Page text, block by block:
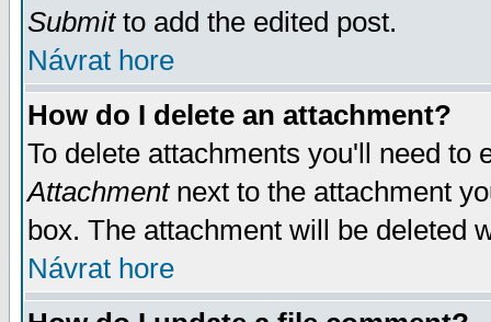
Submitto add the edited post.
Návrat hore
How do I delete an attachment?
To delete attachments you'll need
Attachmentnext to the attachment
box. The attachment will be deleted
Návrat hore